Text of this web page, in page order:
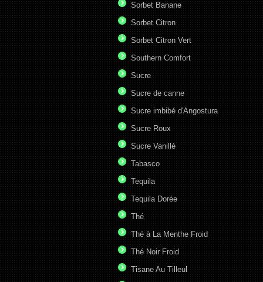
Sorbet Banane
Sorbet Citron
Sorbet Citron Vert
Southern Comfort
Sucre
Sucre de canne
Sucre imbibé d'Angostura
Sucre Roux
Sucre Vanillé
Tabasco
Tequila
Tequila Dorée
Thé
Thé à La Menthe Froid
Thé Noir Froid
Tisane Au Tilleul